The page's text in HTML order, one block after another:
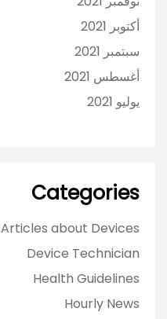
أكتوبر 2021
سبتمبر 2021
أغسطس 2021
يوليو 2021
Categories
Articles about Devices
Device Technician
Health Guidelines
Hourly News